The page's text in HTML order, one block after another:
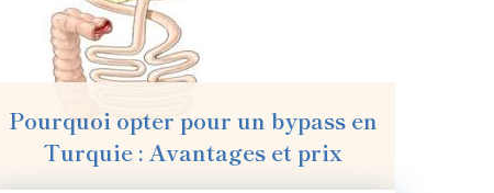
Pourquoi opter pour un bypass en
Turquie : Avantages et prix